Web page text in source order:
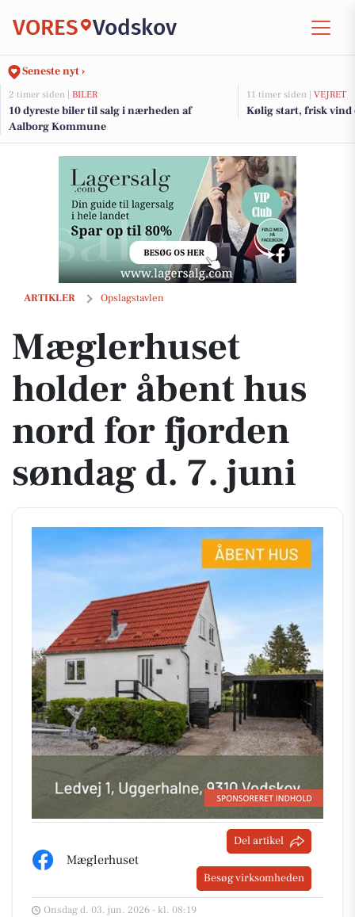
VORES Vodskov
Seneste nyt ›
2 timer siden | BILER
10 dyreste biler til salg i nærheden af
Aalborg Kommune
11 timer siden | VEJRET
Kølig start, frisk vind
ARTIKLER Opslagstavlen
Mæglerhuset holder åbent hus nord for fjorden søndag d. 7. juni
Mæglerhuset
holder åbent hus
nord for fjorden
søndag d. 7. juni
Mæglerhuset
Del artikel
Besøg virksomheden
Onsdag d. 03. jun. 2026 - kl. 08:19